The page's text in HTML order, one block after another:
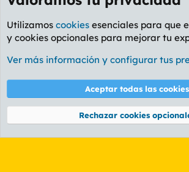
Foro Cine
Cookies
PL OLDSTYLE AMARILLO
Términos y reglas Política de
Community platform by XenForo® © 2010-2026
Utilizamos cookies esenciales para que
y cookies opcionales para mejorar tu
Ver más información y configurar tus
Aceptar todas las cookies
Rechazar cookies